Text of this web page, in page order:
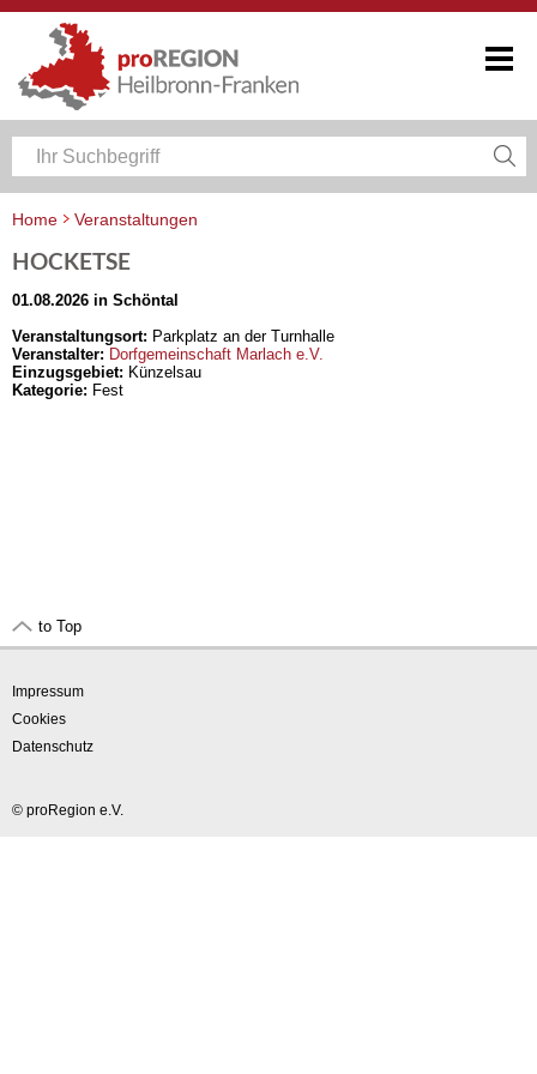
Home
Veranstaltungen
HOCKETSE
01.08.2026 in Schöntal
Veranstaltungsort: Parkplatz an der Turnhalle
Veranstalter: Dorfgemeinschaft Marlach e.V.
Einzugsgebiet: Künzelsau
Kategorie: Fest
to Top
Impressum
Cookies
Datenschutz
© proRegion e.V.